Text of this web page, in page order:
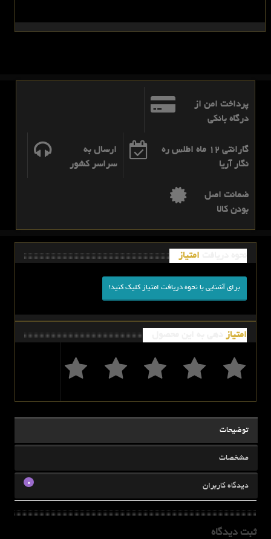
پرداخت امن از
درگاه بانکی
گارانتی 12 ماه اطلس ره
نگار آریا
ارسال به
سراسر کشور
ضمانت اصل
بودن کالا
امتیاز
برای آشنایی با نحوه دریافت امتیاز کلیک کنید!
امتیاز
توضیحات
مشخصات
0 دیدگاه کاربران
ثبت دیدگاه